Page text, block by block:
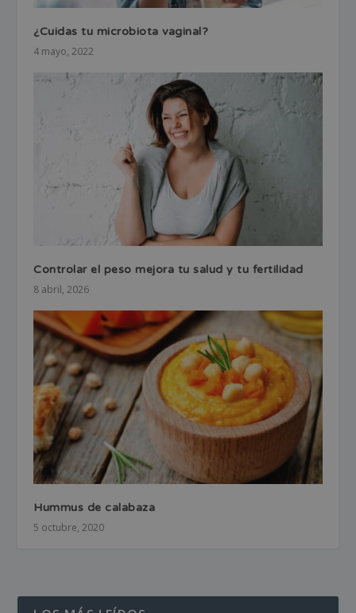
¿Cuidas tu microbiota vaginal?
4 mayo, 2022
Controlar el peso mejora tu salud y tu fertilidad
8 abril, 2026
Hummus de calabaza
5 octubre, 2020